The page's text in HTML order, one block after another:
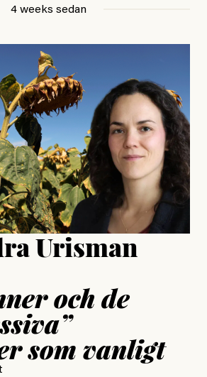
2026
#23/2026
Jesper Lundby: ”Livet i sig
är ganska politiskt”
2026
2026
4 weeks sedan
Urisman
och de
som vanligt